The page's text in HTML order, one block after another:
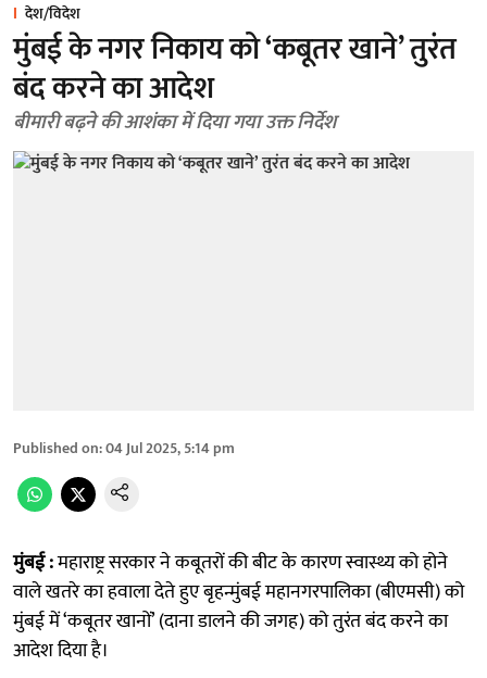
देश/विदेश
मुंबई के नगर निकाय को ‘कबूतर खाने’ तुरंत
बंद करने का आदेश
बीमारी बढ़ने की आशंका में दिया गया उक्त निर्देश
Published on:04 Jul 2025, 5:14 pm
मुंबई :महाराष्ट्र सरकार ने कबूतरों की बीट के कारण स्वास्थ्य को होने
वाले खतरे का हवाला देते हुए बृहन्मुंबई महानगरपालिका (बीएमसी) को
मुंबई में ‘कबूतर खानों’ (दाना डालने की जगह) को तुरंत बंद करने का
आदेश दिया है।